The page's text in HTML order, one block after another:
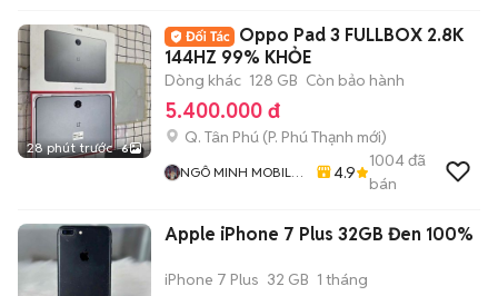
28 phút trước 6
Oppo Pad 3 FULLBOX 2.8K
144HZ 99% KHỎE
Dòng khác 128 GB Còn bảo hành
5.400.000 đ
Q. Tân Phú (P. Phú Thạnh mới)
NGÔ MINH MOBILE
4.9
1004đã
bán
Apple iPhone 7 Plus 32GB Đen 100%
iPhone 7 Plus 32 GB 1 tháng